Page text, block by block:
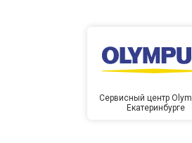
Сервисный центр
Екатеринбурге